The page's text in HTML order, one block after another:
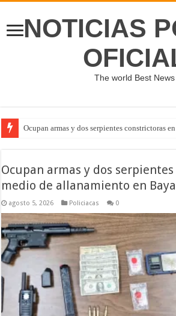
NOTICIAS
The world Best News
Ocupan armas y dos serpientes constrictoras
Ocupan armas y dos
medio de allanamiento en
agosto 5, 2026 Policiacas 0